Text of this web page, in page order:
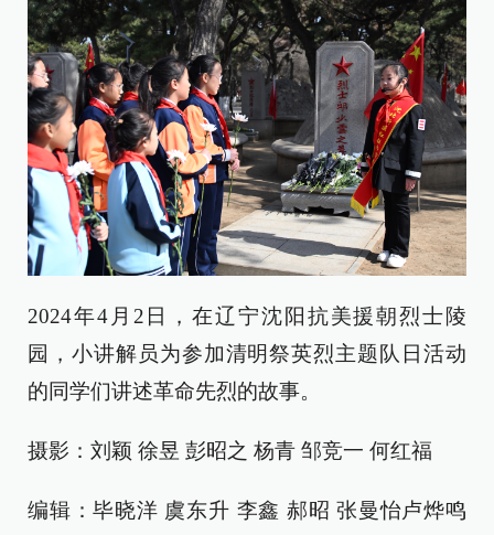
2024年4月2日，在辽宁沈阳抗美援朝烈士陵
园，小讲解员为参加清明祭英烈主题队日活动
的同学们讲述革命先烈的故事。
摄影：刘颖 徐昱 彭昭之 杨青 邹竞一 何红福
编辑：毕晓洋 虞东升 李鑫 郝昭 张曼怡卢烨鸣